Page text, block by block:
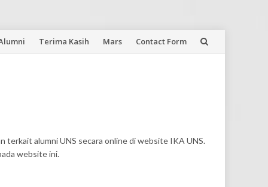
Terima Kasih Mars Contact Form
terkait alumni UNS secara online di website IKA UNS.
website ini.